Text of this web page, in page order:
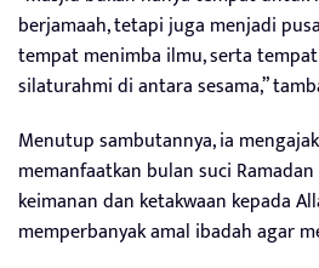
berjamaah, tetapi juga menjadi
tempat menimba ilmu, serta
silaturahmi di antara sesama,”
Menutup sambutannya, ia
memanfaatkan bulan suci
keimanan dan ketakwaan kepada
memperbanyak amal ibadah agar